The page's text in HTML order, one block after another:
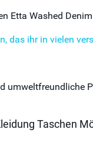
Etta Washed
das ihr in vielen
umweltfreundliche
Taschen